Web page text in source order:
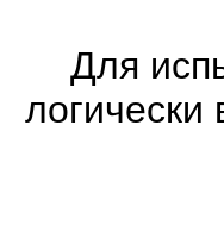
Для